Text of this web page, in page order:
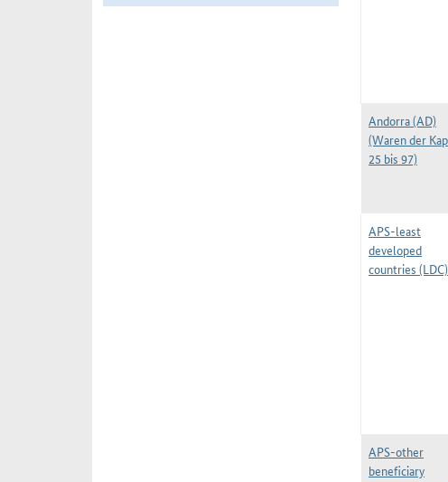
Andorra (AD)
(Waren der
25 bis 97)
APS-least
developed
countries (LDC)
APS-other
beneficiary